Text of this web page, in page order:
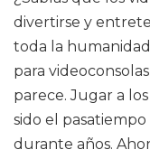
divertirse y
toda la
para
parece. Jugar a
sido el
durante años.